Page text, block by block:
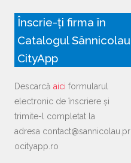
Înscrie-ți firma în
Catalogul Sânnicolau
CityApp
Descarcă aici formularul
electronic de înscriere și
trimite-l completat la
adresa contact@sannicolau.pr
ocityapp.ro